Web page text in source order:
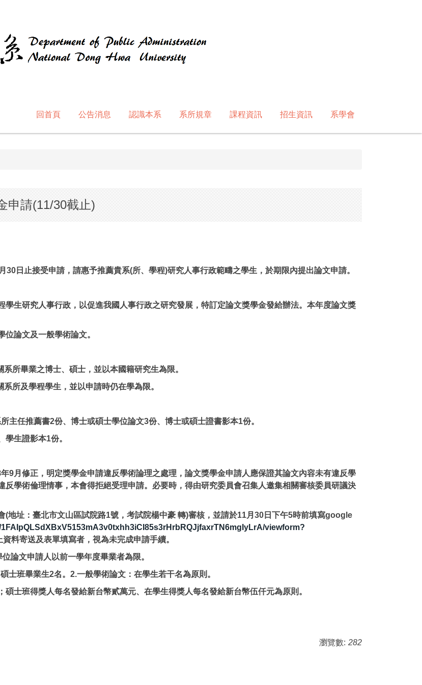
回首頁 公告消息 認識本系 系所規章 課程資訊 招生資訊 系學會
申請(11/30截止)
日止接受申請，請惠予推薦貴系(所、學程)研究人事行政範疇之學生，於期限內提出論文申請。
生研究人事行政，以促進我國人事行政之研究發展，特訂定論文獎學金發給辦法。本年度論文獎
位論文及一般學術論文。
所畢業之博士、碩士，並以本國籍研究生為限。
所及學程學生，並以申請時仍在學為限。
主任推薦書2份、博士或碩士學位論文3份、博士或碩士證書影本1份。
生證影本1份。
月修正，明定獎學金申請違反學術論理之處理，論文獎學金申請人應保證其論文內容未有違反學
學術倫理情事，本會得拒絕受理申請。必要時，得由研究委員會召集人邀集相關審核委員研議決
(地址：臺北市文山區試院路1號，考試院楊中豪 轉)審核，並請於11月30日下午5時前填寫google
viewform?
料寄送及表單填寫者，視為未完成申請手續。
論文申請人以前一學年度畢業者為限。
士班畢業生2名。2.一般學術論文：在學生若干名為原則。
碩士班得獎人每名發給新台幣貳萬元、在學生得獎人每名發給新台幣伍仟元為原則。
瀏覽數: 282